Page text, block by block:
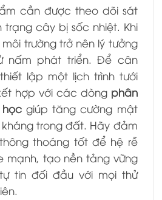
cần được theo dõi sát
trạng cây bị sốc nhiệt. Khi
trường trở nên lý tưởng
nấm phát triển. Để cân
lập một lịch trình tưới
hợp với các dòng phân
giúp tăng cường mật
trong đất. Hãy đảm
thoáng tốt để hệ rễ
mạnh, tạo nền tảng vững
tin đối đầu với mọi thử